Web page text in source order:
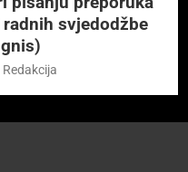
svjedodžbe
Redakcija